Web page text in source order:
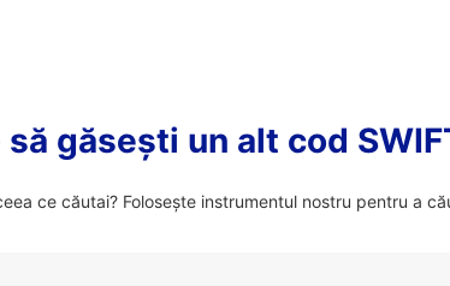
să găsești un alt cod
ce căutai? Folosește instrumentul nostru pentru a